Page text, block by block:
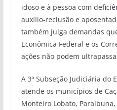
idoso e à pessoa com
auxílio-reclusão e
também julga demandas
Econômica Federal e os
ações não podem
A 3ª Subseção Judiciária do
atende os municípios de
Monteiro Lobato, Paraibuna,